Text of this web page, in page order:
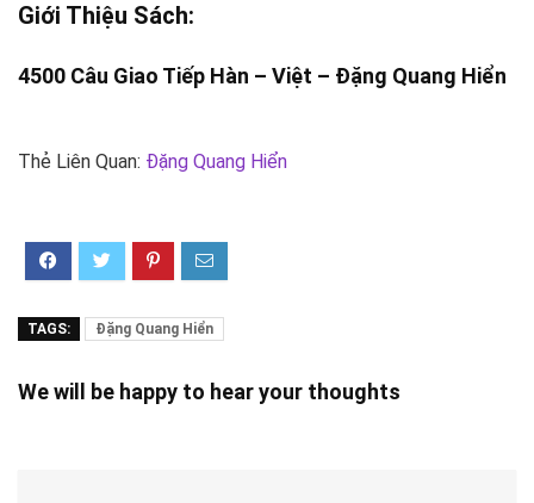
Giới Thiệu Sách:
4500 Câu Giao Tiếp Hàn – Việt – Đặng Quang Hiển
Thẻ Liên Quan: Đặng Quang Hiển
TAGS: Đặng Quang Hiển
We will be happy to hear your thoughts